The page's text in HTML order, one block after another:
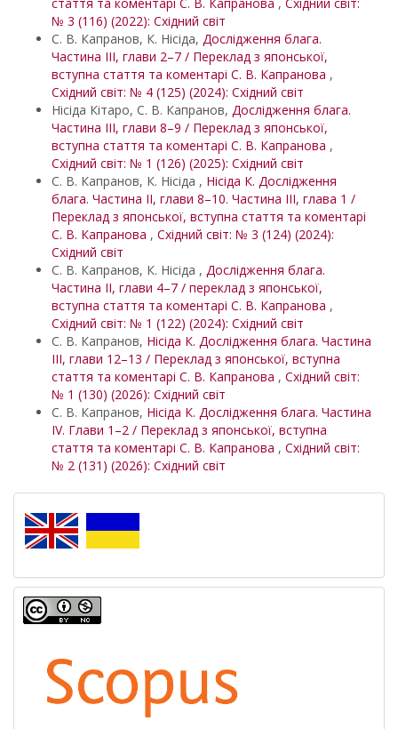
№ 3 (116) (2022): Східний світ
С. В. Капранов, К. Нісіда, Дослідження блага.
Частина ІІІ, глави 2–7 / Переклад з японської,
вступна стаття та коментарі С. В. Капранова ,
Східний світ: № 4 (125) (2024): Східний світ
Нісіда Кітаро, С. В. Капранов, Дослідження блага.
Частина ІІІ, глави 8–9 / Переклад з японської,
вступна стаття та коментарі С. В. Капранова ,
Східний світ: № 1 (126) (2025): Східний світ
С. В. Капранов, К. Нісіда , Нісіда К. Дослідження
блага. Частина ІІ, глави 8–10. Частина ІІІ, глава 1 /
Переклад з японської, вступна стаття та коментарі
С. В. Капранова , Східний світ: № 3 (124) (2024):
Східний світ
С. В. Капранов, К. Нісіда , Дослідження блага.
Частина ІІ, глави 4–7 / переклад з японської,
вступна стаття та коментарі С. В. Капранова ,
Східний світ: № 1 (122) (2024): Східний світ
С. В. Капранов, Нісіда К. Дослідження блага. Частина
ІІІ, глави 12–13 / Переклад з японської, вступна
стаття та коментарі С. В. Капранова , Східний світ:
№ 1 (130) (2026): Східний світ
С. В. Капранов, Нісіда К. Дослідження блага. Частина
ІV. Глави 1–2 / Переклад з японської, вступна
стаття та коментарі С. В. Капранова , Східний світ:
№ 2 (131) (2026): Східний світ